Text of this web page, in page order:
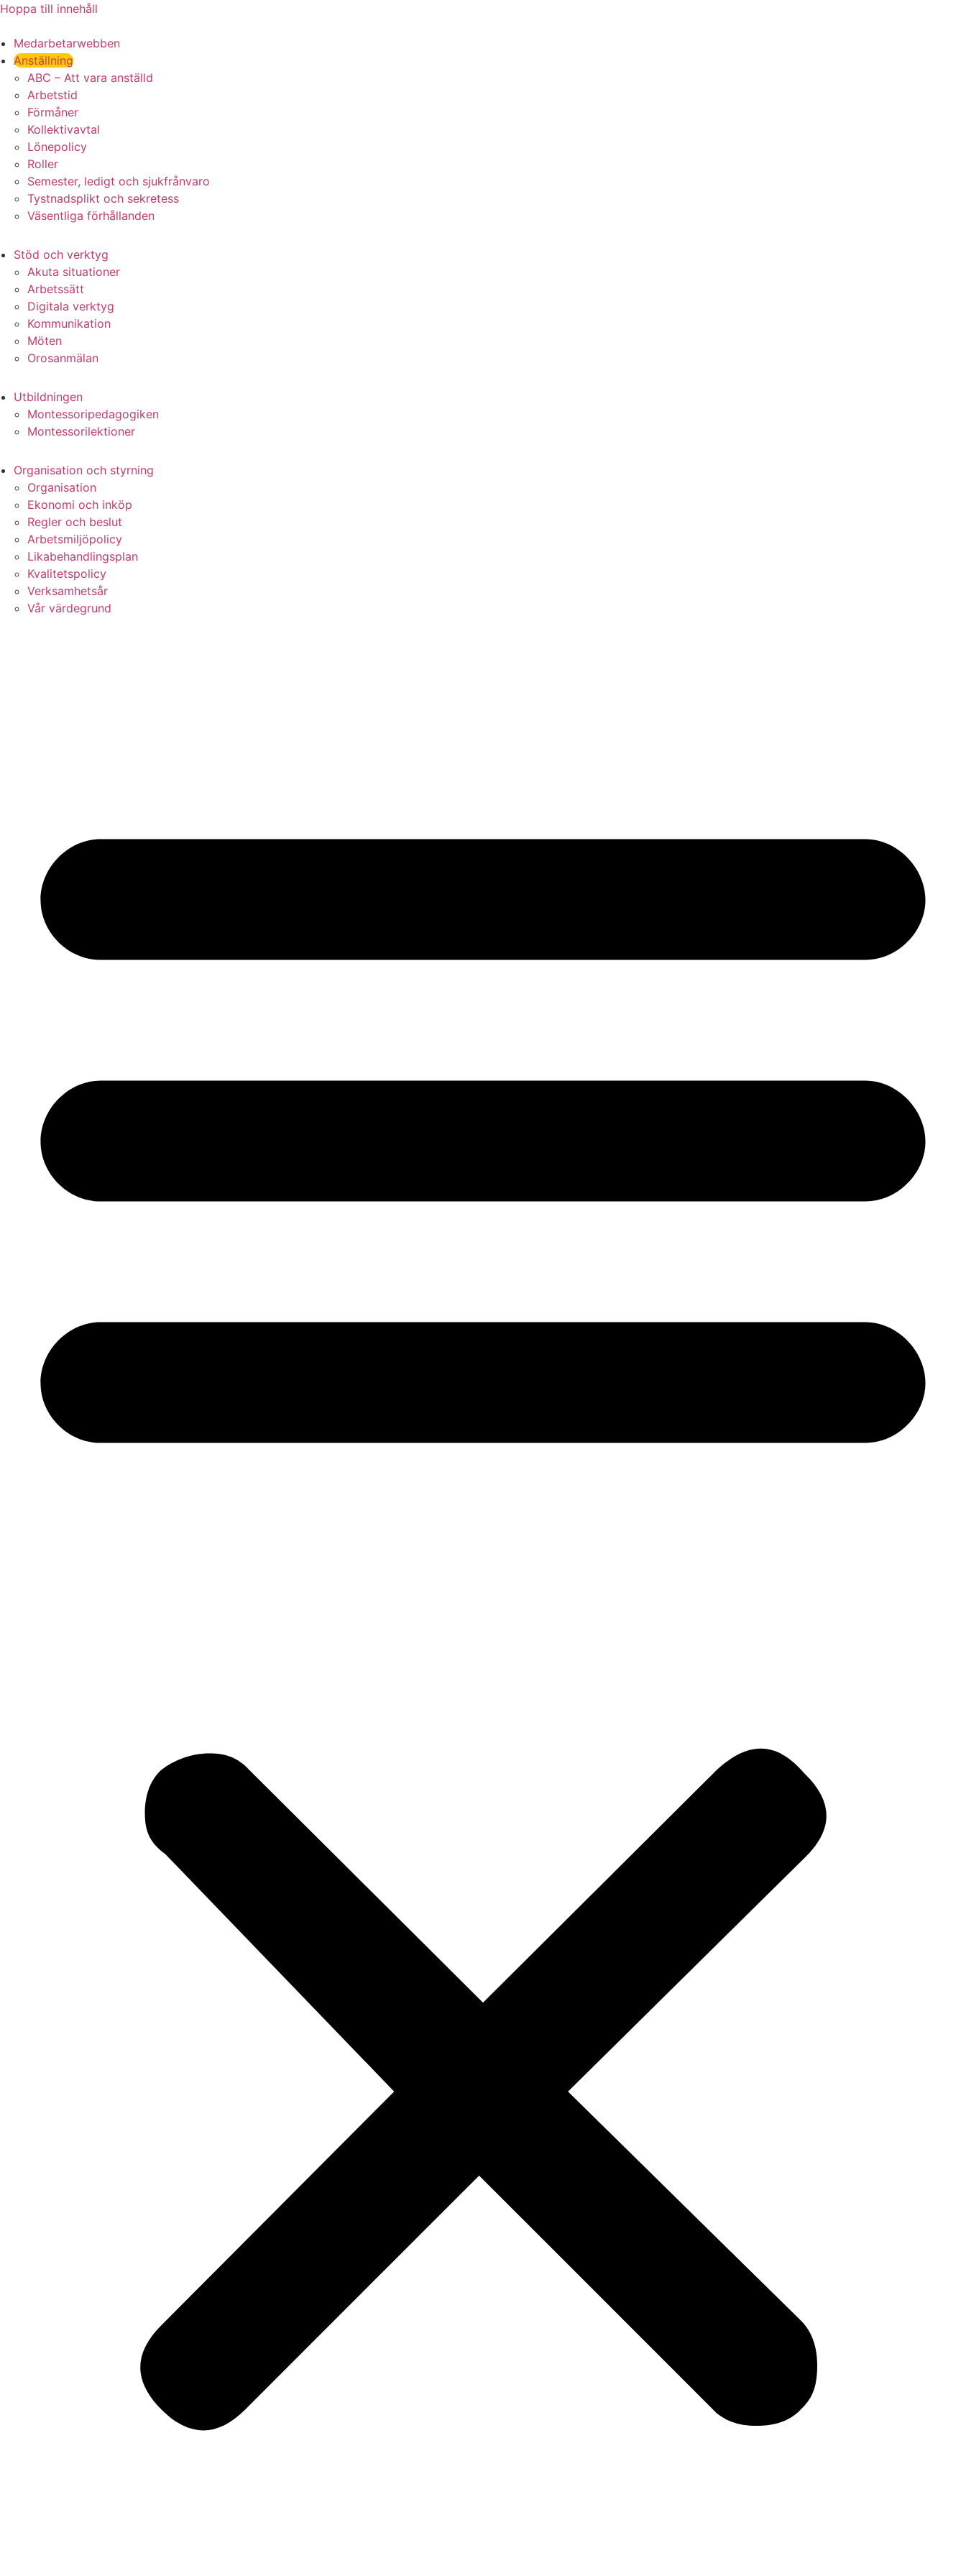
Hoppa till innehåll
Medarbetarwebben
Anställning
ABC – Att vara anställd
Arbetstid
Förmåner
Kollektivavtal
Lönepolicy
Roller
Semester, ledigt och sjukfrånvaro
Tystnadsplikt och sekretess
Väsentliga förhållanden
Stöd och verktyg
Akuta situationer
Arbetssätt
Digitala verktyg
Kommunikation
Möten
Orosanmälan
Utbildningen
Montessoripedagogiken
Montessorilektioner
Organisation och styrning
Organisation
Ekonomi och inköp
Regler och beslut
Arbetsmiljöpolicy
Likabehandlingsplan
Kvalitetspolicy
Verksamhetsår
Vår värdegrund